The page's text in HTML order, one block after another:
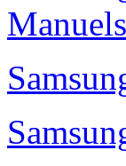
Manuels